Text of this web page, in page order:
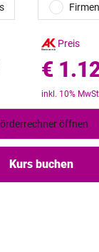
Preis
€
inkl. 10%
öffnen
Kurs buchen